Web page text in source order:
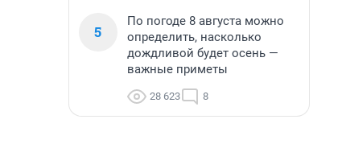
5
По погоде 8 августа можно
определить, насколько
дождливой будет осень —
важные приметы
28 623 8